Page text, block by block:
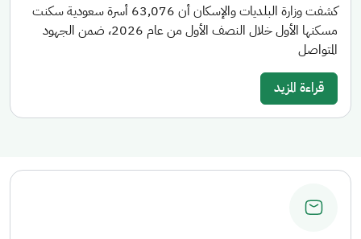
كشفت وزارة البلديات والإسكان أن 63,076 أسرة سعودية سكنت
مسكنها الأول خلال النصف الأول من عام 2026، ضمن الجهود
المتواصل
قراءة المزيد